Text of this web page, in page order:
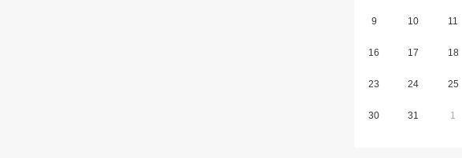
9 10 11
16 17 18
23 24 25
30 31 1